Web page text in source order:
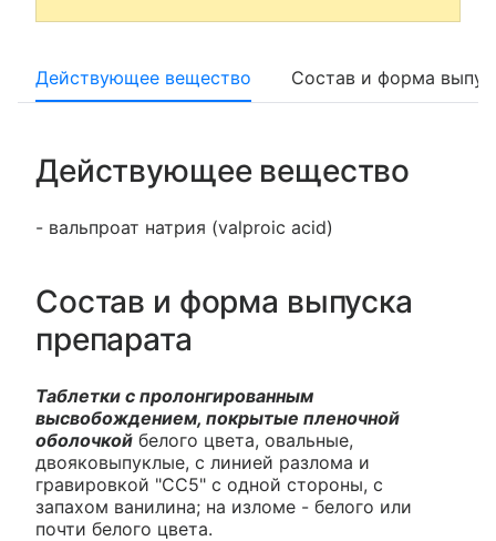
Действующее вещество Состав и форма
Действующее вещество
- вальпроат натрия (valproic acid)
Состав и форма выпуска
препарата
Таблетки с пролонгированным
высвобождением, покрытые пленочной
оболочкой белого цвета, овальные,
двояковыпуклые, с линией разлома и
гравировкой "СС5" с одной стороны, с
запахом ванилина; на изломе - белого или
почти белого цвета.